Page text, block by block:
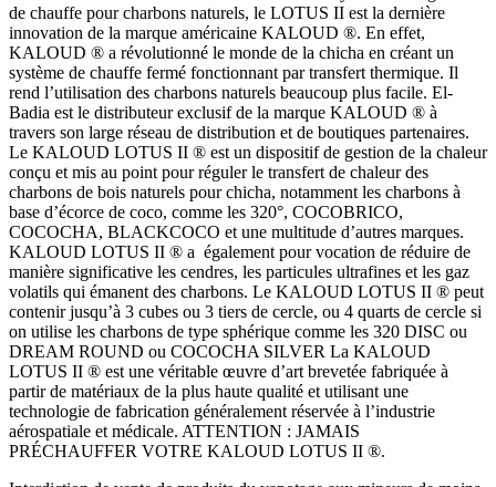
de chauffe pour charbons naturels, le LOTUS II est la dernière
innovation de la marque américaine KALOUD ®. En effet,
KALOUD ® a révolutionné le monde de la chicha en créant un
système de chauffe fermé fonctionnant par transfert thermique. Il
rend l’utilisation des charbons naturels beaucoup plus facile. El-
Badia est le distributeur exclusif de la marque KALOUD ® à
travers son large réseau de distribution et de boutiques partenaires.
Le KALOUD LOTUS II ® est un dispositif de gestion de la chaleur
conçu et mis au point pour réguler le transfert de chaleur des
charbons de bois naturels pour chicha, notamment les charbons à
base d’écorce de coco, comme les 320°, COCOBRICO,
COCOCHA, BLACKCOCO et une multitude d’autres marques.
KALOUD LOTUS II ® a également pour vocation de réduire de
manière significative les cendres, les particules ultrafines et les gaz
volatils qui émanent des charbons. Le KALOUD LOTUS II ® peut
contenir jusqu’à 3 cubes ou 3 tiers de cercle, ou 4 quarts de cercle si
on utilise les charbons de type sphérique comme les 320 DISC ou
DREAM ROUND ou COCOCHA SILVER La KALOUD
LOTUS II ® est une véritable œuvre d’art brevetée fabriquée à
partir de matériaux de la plus haute qualité et utilisant une
technologie de fabrication généralement réservée à l’industrie
aérospatiale et médicale. ATTENTION : JAMAIS
PRÉCHAUFFER VOTRE KALOUD LOTUS II ®.